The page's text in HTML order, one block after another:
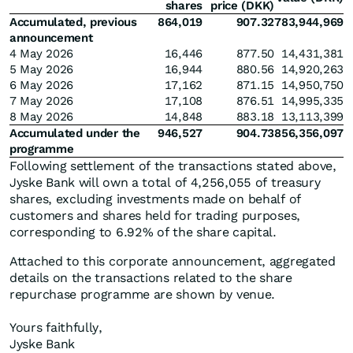
shares
price (DKK)
Accumulated, previous
announcement
864,019 907.32783,944,969
4 May 2026 16,446 877.50 14,431,381
5 May 2026
16,944 880.56 14,920,263
6 May 2026
17,162 871.15
14,950,750
7 May 2026
17,108 876.51 14,995,335
8 May 2026
14,848 883.18
13,113,399
Accumulated under the
programme
946,527 904.73856,356,097
Following settlement of the transactions stated above,
Jyske Bank will own a total of 4,256,055 of treasury
shares, excluding investments made on behalf of
customers and shares held for trading purposes,
corresponding to 6.92% of the share capital.
Attached to this corporate announcement, aggregated
details on the transactions related to the share
repurchase programme are shown by venue.
Yours faithfully,
Jyske Bank